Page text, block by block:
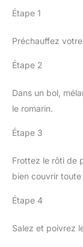
Étape 1
Préchauffez
Étape 2
Dans un bol,
le romarin.
Étape 3
Frottez le rôti de
bien couvrir
Étape 4
Salez et poivrez